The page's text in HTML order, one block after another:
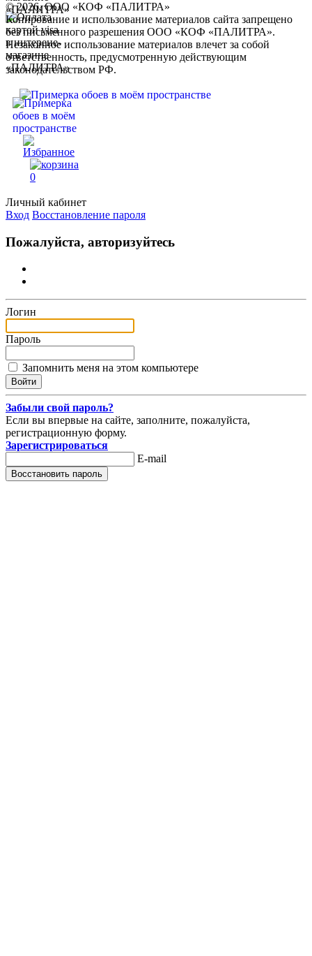
© 2026, ООО «КОФ «ПАЛИТРА»
Копирование и использование материалов сайта запрещено
без письменного разрешения ООО «КОФ «ПАЛИТРА».
Незаконное использование материалов влечет за собой
ответственность, предусмотренную действующим
законодательством РФ.
0
Личный кабинет
Вход Восстановление пароля
Пожалуйста, авторизуйтесь
Логин
Пароль
Запомнить меня на этом компьютере
Забыли свой пароль?
Если вы впервые на сайте, заполните, пожалуйста,
регистрационную форму.
Зарегистрироваться
E-mail
Восстановить пароль